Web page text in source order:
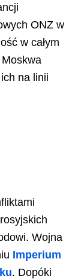
ONZ w
w całym
na linii
Wojna
Imperium
. Dopóki